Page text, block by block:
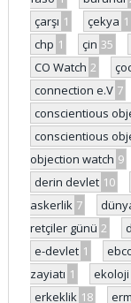
çarşı 1 çekya 1
chp 1 çin 35
CO Watch 2
connection e.V 7
conscientious
conscientious
objection watch 9
derin devlet 10
askerlik 7
retçiler günü 2
e-devlet 1
zayiatı 1 ekoloji
erkeklik 18